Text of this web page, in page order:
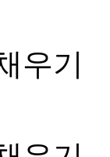
우기